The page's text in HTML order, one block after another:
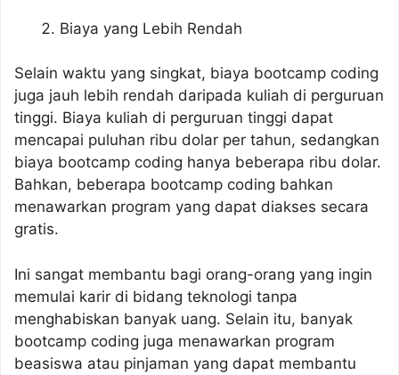
Biaya yang Lebih Rendah
Selain waktu yang singkat, biaya bootcamp coding
juga jauh lebih rendah daripada kuliah di perguruan
tinggi. Biaya kuliah di perguruan tinggi dapat
mencapai puluhan ribu dolar per tahun, sedangkan
biaya bootcamp coding hanya beberapa ribu dolar.
Bahkan, beberapa bootcamp coding bahkan
menawarkan program yang dapat diakses secara
gratis.
Ini sangat membantu bagi orang-orang yang ingin
memulai karir di bidang teknologi tanpa
menghabiskan banyak uang. Selain itu, banyak
bootcamp coding juga menawarkan program
beasiswa atau pinjaman yang dapat membantu